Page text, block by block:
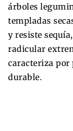
árboles
templadas
y resiste
radicular
caracteriza por
durable.